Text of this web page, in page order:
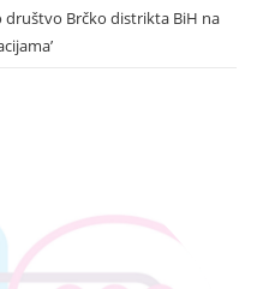
društvo Brčko distrikta BiH na